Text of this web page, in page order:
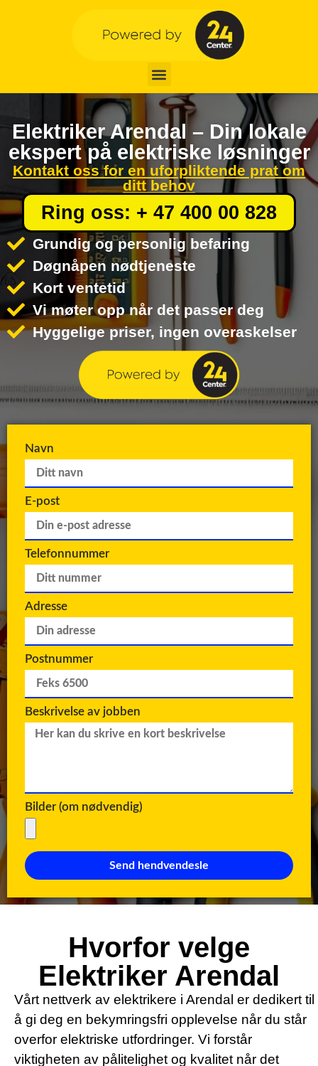
Elektriker Arendal – Din lokale
ekspert på elektriske løsninger
Kontakt oss for en uforpliktende prat om
ditt behov
Ring oss: + 47 400 00 828
Grundig og personlig befaring
Døgnåpen nødtjeneste
Kort ventetid
Vi møter opp når det passer deg
Hyggelige priser, ingen overaskelser
Navn
E-post
Telefonnummer
Adresse
Postnummer
Beskrivelse av jobben
Bilder (om nødvendig)
Send hendvendesle
Hvorfor velge
Elektriker Arendal
Vårt nettverk av elektrikere i Arendal er dedikert til
å gi deg en bekymringsfri opplevelse når du står
overfor elektriske utfordringer. Vi forstår
viktigheten av pålitelighet og kvalitet når det